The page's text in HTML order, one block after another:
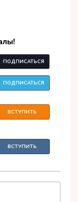
ПОДПИСАТЬСЯ
ПОДПИСАТЬСЯ
ВСТУПИТЬ
ВСТУПИТЬ